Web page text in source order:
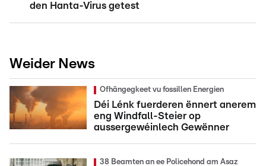
den Hanta-Virus getest
Weider News
Ofhängegkeet vu fossillen Energien
Déi Lénk fuerderen ënnert anerem
eng Windfall-Steier op
aussergewéinlech Gewënner
38 Beamten an ee Policehond am Asaz